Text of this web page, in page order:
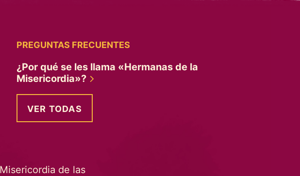
PREGUNTAS FRECUENTES
¿Por qué se les llama «Hermanas de la
Misericordia»?
VER TODAS
de las